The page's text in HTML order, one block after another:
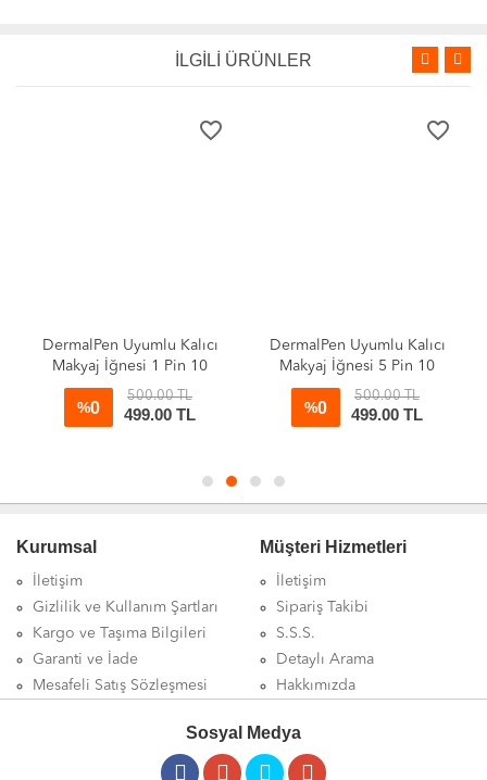
İLGİLİ ÜRÜNLER
favorite_border
DermalPen Uyumlu Kalıcı
Makyaj İğnesi 1 Pin 10
adet
%0
500.00 TL
499.00 TL
favorite_border
DermalPen Uyumlu Kalıcı
Makyaj İğnesi 5 Pin 10
adet
%0
500.00 TL
499.00 TL
Kurumsal
İletişim
Gizlilik ve Kullanım Şartları
Kargo ve Taşıma Bilgileri
Garanti ve İade
Mesafeli Satış Sözleşmesi
Müşteri Hizmetleri
İletişim
Sipariş Takibi
S.S.S.
Detaylı Arama
Hakkımızda
Sosyal Medya